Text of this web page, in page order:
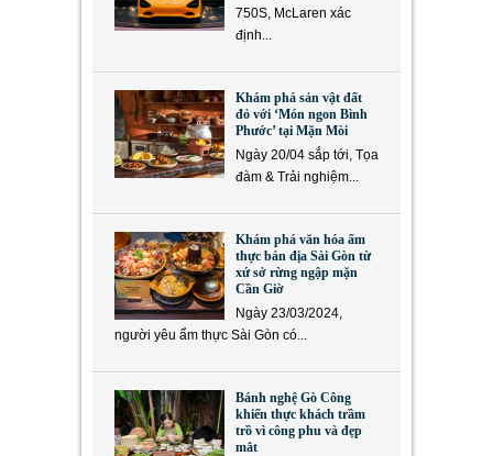
750S, McLaren xác
định...
Khám phá sản vật đất
đỏ với ‘Món ngon Bình
Phước’ tại Mặn Mòi
Ngày 20/04 sắp tới, Tọa
đàm & Trải nghiệm...
Khám phá văn hóa ẩm
thực bản địa Sài Gòn từ
xứ sở rừng ngập mặn
Cần Giờ
Ngày 23/03/2024,
người yêu ẩm thực Sài Gòn có...
Bánh nghệ Gò Công
khiến thực khách trầm
trồ vì công phu và đẹp
mắt